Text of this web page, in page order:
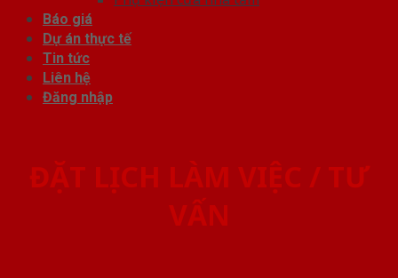
Báo giá
Dự án thực tế
Tin tức
Liên hệ
Đăng nhập
ĐẶT LỊCH LÀM VIỆC / TƯ
VẤN